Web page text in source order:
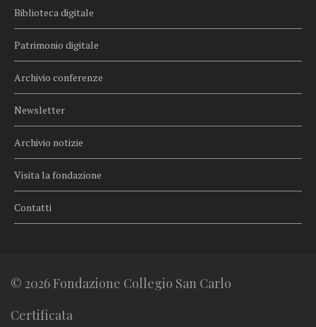
Biblioteca digitale
Patrimonio digitale
Archivio conferenze
Newsletter
Archivio notizie
Visita la fondazione
Contatti
© 2026 Fondazione Collegio San Carlo
Certificata